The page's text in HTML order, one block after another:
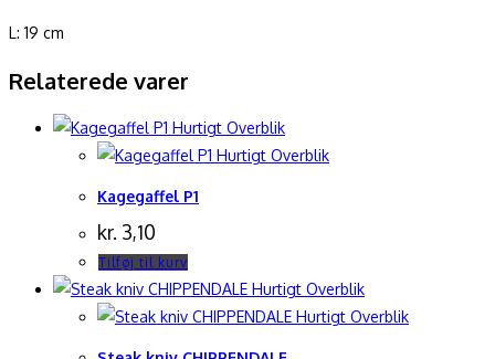
L: 19 cm
Relaterede varer
Hurtigt Overblik
Hurtigt Overblik
Kagegaffel P1
kr. 3,10
Tilføj til kurv
Hurtigt Overblik
Hurtigt Overblik